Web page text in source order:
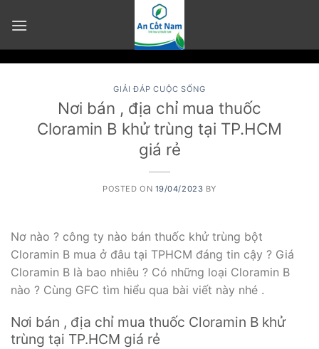
GIẢI ĐÁP CUỘC SỐNG
Nơi bán , địa chỉ mua thuốc
Cloramin B khử trùng tại TP.HCM
giá rẻ
POSTED ON 19/04/2023 BY
Nơ nào ? công ty nào bán thuốc khử trùng bột
Cloramin B mua ở đâu tại TPHCM đáng tin cậy ? Giá
Cloramin B là bao nhiêu ? Có những loại Cloramin B
nào ? Cùng GFC tìm hiểu qua bài viết này nhé .
Nơi bán , địa chỉ mua thuốc Cloramin B khử
trùng tại TP.HCM giá rẻ